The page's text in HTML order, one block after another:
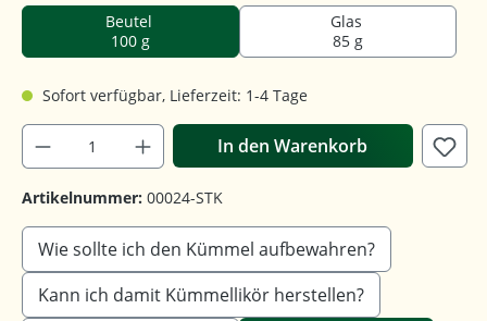
Beutel
100 g
Glas
85 g
Sofort verfügbar, Lieferzeit: 1-4 Tage
In den Warenkorb
Artikelnummer: 00024-STK
Wie sollte ich den Kümmel aufbewahren?
Kann ich damit Kümmellikör herstellen?